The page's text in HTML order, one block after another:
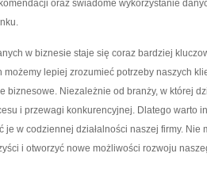
oraz ​świadome wykorzystanie
w biznesie‌ staje się coraz bardziej
lepiej zrozumieć potrzeby naszych
biznesowe. Niezależnie od branży, ⁤w‌ której
i przewagi konkurencyjnej. Dlatego warto
je w codziennej działalności naszej⁢ firmy. Nie
i otworzyć nowe możliwości rozwoju